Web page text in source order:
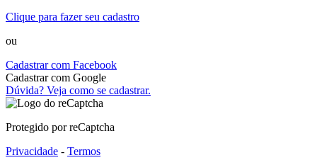
Clique para fazer seu cadastro
ou
Cadastrar com Facebook
Cadastrar com Google
Dúvida? Veja como se cadastrar.
Protegido por reCaptcha
Privacidade - Termos